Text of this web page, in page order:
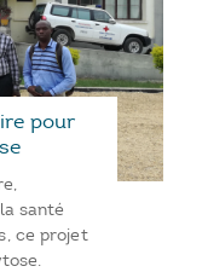
pour
santé
ce projet